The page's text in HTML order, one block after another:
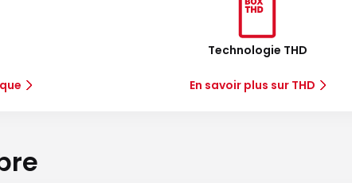
Technologie THD
En savoir plus sur THD